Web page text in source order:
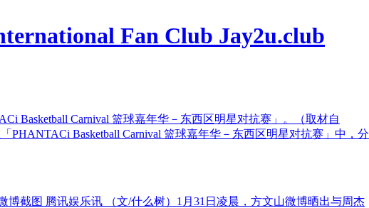
Basketball Carnival 篮球嘉年华－东西区明星对抗赛」。（取材自
Basketball Carnival 篮球嘉年华－东西区明星对抗赛」中，分
博截图 腾讯娱乐讯 （文/什么树）1月31日凌晨，方文山微博晒出与周杰